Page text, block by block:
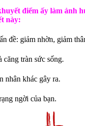
điểm ấy làm ảnh
này:
đề: giảm nhờn, giảm
tràn sức sống.
nhân khác gây ra.
ngời của bạn.